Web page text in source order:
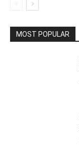
MOST POPULAR